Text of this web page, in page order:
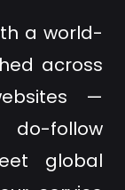
a world-
across
—
follow
global